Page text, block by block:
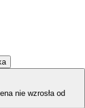
nie wzrosła od